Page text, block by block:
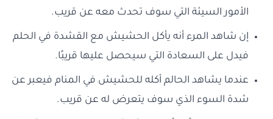
الأمور السيئة التي سوف تحدث معه عن قريب.
إن شاهد المرء أنه يأكل الحشيش مع القشدة في الحلم
فيدل على السعادة التي سيحصل عليها قريبًا.
عندما يشاهد الحالم أكله للحشيش في المنام فيعبر عن
شدة السوء الذي سوف يتعرض له عن قريب.